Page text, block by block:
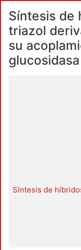
Síntesis de
triazol
su
glucosidasa
Síntesis de